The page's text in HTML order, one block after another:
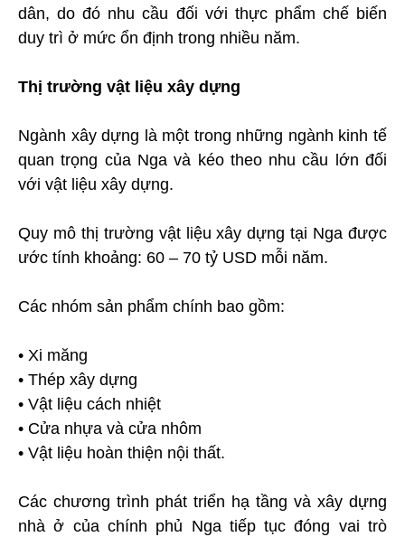
dân, do đó nhu cầu đối với thực phẩm chế biến
duy trì ở mức ổn định trong nhiều năm.
Thị trường vật liệu xây dựng
Ngành xây dựng là một trong những ngành kinh tế
quan trọng của Nga và kéo theo nhu cầu lớn đối
với vật liệu xây dựng.
Quy mô thị trường vật liệu xây dựng tại Nga được
ước tính khoảng: 60 – 70 tỷ USD mỗi năm.
Các nhóm sản phẩm chính bao gồm:
• Xi măng
• Thép xây dựng
• Vật liệu cách nhiệt
• Cửa nhựa và cửa nhôm
• Vật liệu hoàn thiện nội thất.
Các chương trình phát triển hạ tầng và xây dựng
nhà ở của chính phủ Nga tiếp tục đóng vai trò